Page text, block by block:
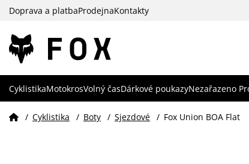
Doprava a platbaProdejnaKontakty
CyklistikaMotokrosVolný časDárkové poukazyNezařazeno
/ Cyklistika / Boty / Sjezdové / Fox Union BOA Flat